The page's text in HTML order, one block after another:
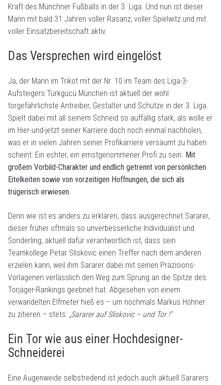
Kraft des Münchner Fußballs in der 3. Liga. Und nun ist dieser
Mann mit bald 31 Jahren voller Rasanz, voller Spielwitz und mit
voller Einsatzbereitschaft aktiv.
Das Versprechen wird eingelöst
Ja, der Mann im Trikot mit der Nr. 10 im Team des Liga-3-
Aufsteigers Türkgücü München ist aktuell der wohl
torgefährlichste Antreiber, Gestalter und Schütze in der 3. Liga.
Spielt dabei mit all seinem Schneid so auffällig stark, als wolle er
im Hier-und-jetzt seiner Karriere doch noch einmal nachholen,
was er in vielen Jahren seiner Profikarriere versäumt zu haben
scheint: Ein echter, ein ernstgenommener Profi zu sein. Mit
großem Vorbild-Charakter und endlich getrennt von persönlichen
Eitelkeiten sowie von vorzeitigen Hoffnungen, die sich als
trügerisch erwiesen.
Denn wie ist es anders zu erklären, dass ausgerechnet Sararer,
dieser früher oftmals so unverbesserliche Individualist und
Sonderling, aktuell dafür verantwortlich ist, dass sein
Teamkollege Petar Sliskovic einen Treffer nach dem anderen
erzielen kann, weil ihm Sararer dabei mit seinen Präzisions-
Vorlagenen verlässlich den Weg zum Sprung an die Spitze des
Torjäger-Rankings geebnet hat. Abgesehen von einem
verwandelten Elfmeter hieß es – um nochmals Markus Höhner
zu zitieren – stets: „Sararer auf Sliskovic – und Tor !“
Ein Tor wie aus einer Hochdesigner-
Schneiderei
Eine Augenweide selbstredend ist jedoch auch aktuell Sararers